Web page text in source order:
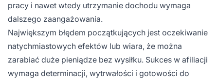
pracy i nawet wtedy utrzymanie dochodu wymaga
dalszego zaangażowania.
Największym błędem początkujących jest oczekiwanie
natychmiastowych efektów lub wiara, że można
zarabiać duże pieniądze bez wysiłku. Sukces w afiliacji
wymaga determinacji, wytrwałości i gotowości do